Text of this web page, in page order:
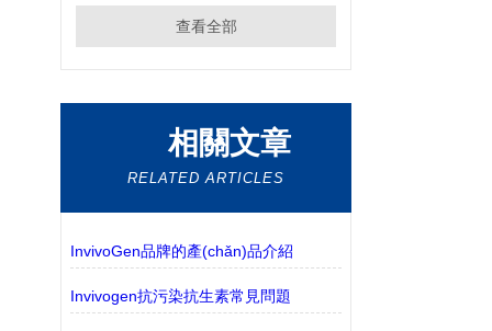
查看全部
相關文章
RELATED ARTICLES
InvivoGen品牌的產(chǎn)品介紹
Invivogen抗污染抗生素常見問題